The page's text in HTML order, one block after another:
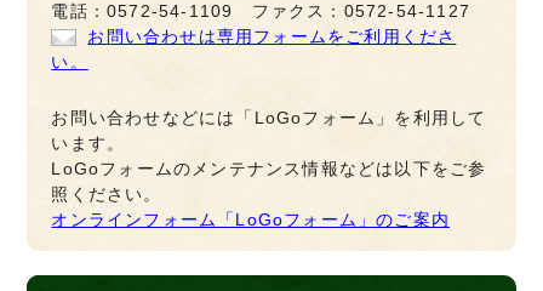
電話：0572-54-1109 ファクス：0572-54-1127
お問い合わせは専用フォームをご利用くださ
い。
お問い合わせなどには「LoGoフォーム」を利用して
います。
LoGoフォームのメンテナンス情報などは以下をご参
照ください。
オンラインフォーム「LoGoフォーム」のご案内